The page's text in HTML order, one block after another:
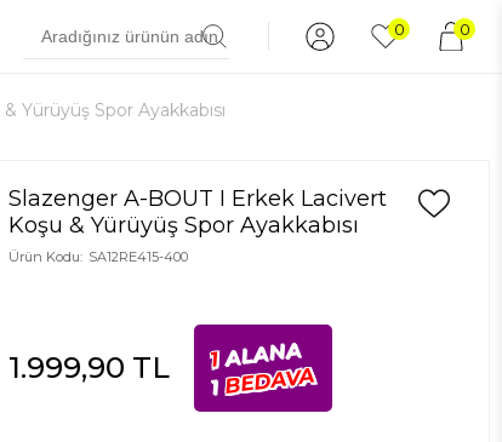
0 0
Yürüyüş Spor Ayakkabısı
Slazenger A-BOUT I Erkek Lacivert
Koşu & Yürüyüş Spor Ayakkabısı
Ürün Kodu: SA12RE415-400
1.999,90 TL 1 ALANA
1BEDAVA